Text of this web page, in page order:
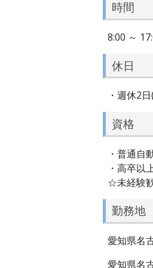
時間
8:00 ～
休日
・週休2
資格
・普通自
・高卒以
☆未経験
勤務地
愛知県名
愛知県名